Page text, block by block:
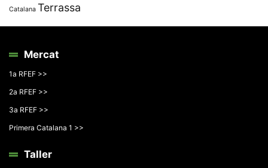
Catalana Terrassa
Mercat
1a RFEF >>
2a RFEF >>
3a RFEF >>
Primera Catalana 1 >>
Taller